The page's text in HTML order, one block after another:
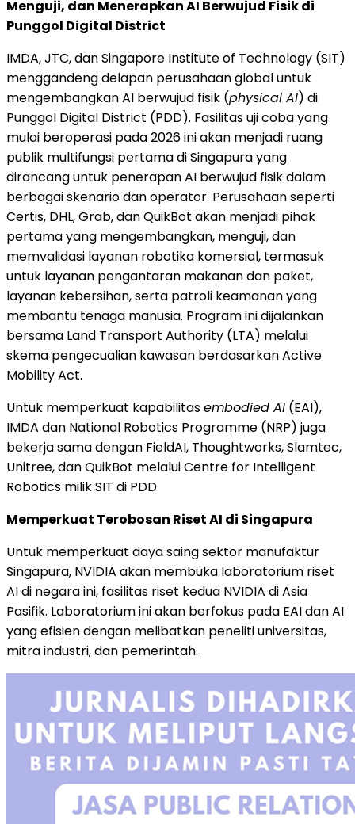
Menguji, dan Menerapkan AI Berwujud Fisik di
Punggol Digital District
IMDA, JTC, dan Singapore Institute of Technology (SIT)
menggandeng delapan perusahaan global untuk
mengembangkan AI berwujud fisik (physical AI) di
Punggol Digital District (PDD). Fasilitas uji coba yang
mulai beroperasi pada 2026 ini akan menjadi ruang
publik multifungsi pertama di Singapura yang
dirancang untuk penerapan AI berwujud fisik dalam
berbagai skenario dan operator. Perusahaan seperti
Certis, DHL, Grab, dan QuikBot akan menjadi pihak
pertama yang mengembangkan, menguji, dan
memvalidasi layanan robotika komersial, termasuk
untuk layanan pengantaran makanan dan paket,
layanan kebersihan, serta patroli keamanan yang
membantu tenaga manusia. Program ini dijalankan
bersama Land Transport Authority (LTA) melalui
skema pengecualian kawasan berdasarkan Active
Mobility Act.
Untuk memperkuat kapabilitasembodied AI (EAI),
IMDA dan National Robotics Programme (NRP) juga
bekerja sama dengan FieldAI, Thoughtworks, Slamtec,
Unitree, dan QuikBot melalui Centre for Intelligent
Robotics milik SIT di PDD.
Memperkuat Terobosan Riset AI di Singapura
Untuk memperkuat daya saing sektor manufaktur
Singapura, NVIDIA akan membuka laboratorium riset
AI di negara ini, fasilitas riset kedua NVIDIA di Asia
Pasifik. Laboratorium ini akan berfokus pada EAI dan AI
yang efisien dengan melibatkan peneliti universitas,
mitra industri, dan pemerintah.